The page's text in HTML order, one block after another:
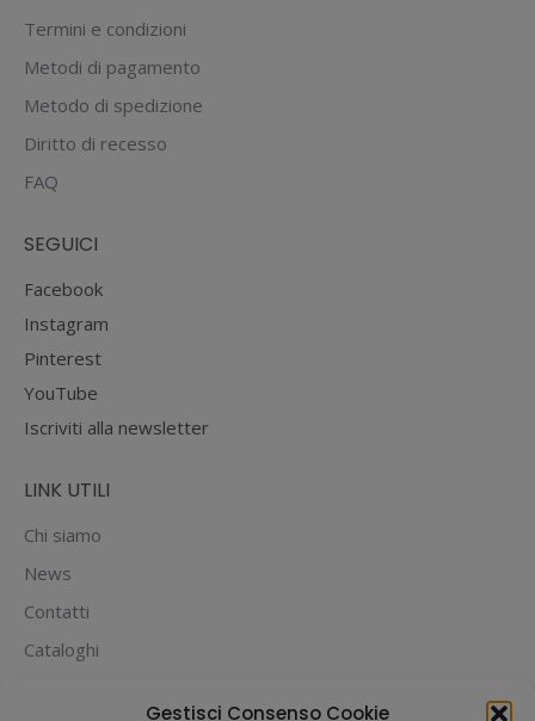
Gestisci Consenso Cookie
Termini e condizioni
Metodi di pagamento
Metodo di spedizione
Diritto di recesso
FAQ
SEGUICI
Facebook
Instagram
Pinterest
YouTube
Iscriviti alla newsletter
LINK UTILI
Chi siamo
News
Contatti
Cataloghi
PUOI PAGARE CON: